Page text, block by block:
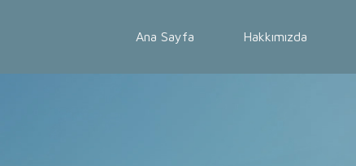
Ana Sayfa Hakkımızda